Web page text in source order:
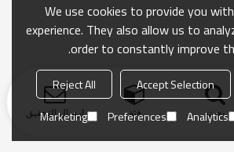
بحث فئة ارسال التحقيق
We use cookies to provide you
experience. They also allow us to
order to constantly improve
Accept Selection
Reject All
Analytics
Preferences
Marketing